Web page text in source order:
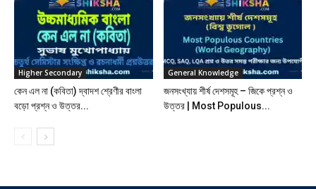
Higher Secondary
কেন এল না (কবিতা) দ্বাদশ শ্রেণীর বাংলা
বড়ো প্রশ্ন ও উত্তর...
General Knowledge
জনসংখ্যায় শীর্ষ দেশসমূহ – জিকে প্রশ্ন ও
উত্তর | Most Populous...